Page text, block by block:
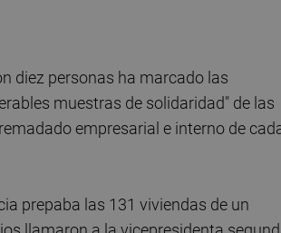
diez personas ha marcado las
muestras de solidaridad" de las
empresarial e interno de
prepaba las 131 viviendas de un